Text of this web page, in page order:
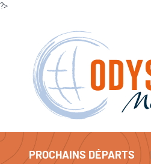
?>
PROCHAINS DÉPARTS